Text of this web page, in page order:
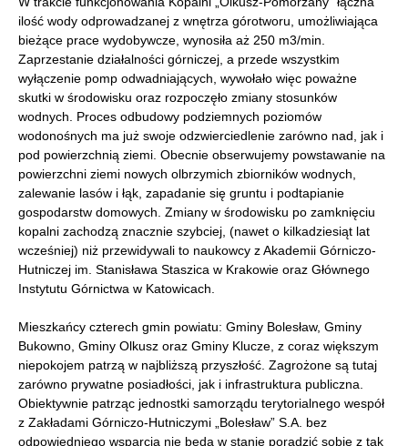
ilość wody odprowadzanej z wnętrza górotworu, umożliwiająca
bieżące prace wydobywcze, wynosiła aż 250 m3/min.
Zaprzestanie działalności górniczej, a przede wszystkim
wyłączenie pomp odwadniających, wywołało więc poważne
skutki w środowisku oraz rozpoczęło zmiany stosunków
wodnych. Proces odbudowy podziemnych poziomów
wodonośnych ma już swoje odzwierciedlenie zarówno nad, jak i
pod powierzchnią ziemi. Obecnie obserwujemy powstawanie na
powierzchni ziemi nowych olbrzymich zbiorników wodnych,
zalewanie lasów i łąk, zapadanie się gruntu i podtapianie
gospodarstw domowych. Zmiany w środowisku po zamknięciu
kopalni zachodzą znacznie szybciej, (nawet o kilkadziesiąt lat
wcześniej) niż przewidywali to naukowcy z Akademii Górniczo-
Hutniczej im. Stanisława Staszica w Krakowie oraz Głównego
Instytutu Górnictwa w Katowicach.
Mieszkańcy czterech gmin powiatu: Gminy Bolesław, Gminy
Bukowno, Gminy Olkusz oraz Gminy Klucze, z coraz większym
niepokojem patrzą w najbliższą przyszłość. Zagrożone są tutaj
zarówno prywatne posiadłości, jak i infrastruktura publiczna.
Obiektywnie patrząc jednostki samorządu terytorialnego wespół
z Zakładami Górniczo-Hutniczymi „Bolesław” S.A. bez
odpowiedniego wsparcia nie będą w stanie poradzić sobie z tak